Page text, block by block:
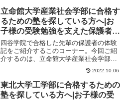
立命館大学産業社会学部に合格す
るための塾を探している方へ|お
子様の受験勉強を支えた保護者体
験談！大学受験予備校四谷学院
四谷学院で合格した先輩の保護者の体験
記をご紹介するこのコーナー。今回ご紹
介するのは、立命館大学産業社会学部に
合格したくんのお母様のストーリーで
2022.10.06
東北大学工学部に合格するための
塾を探している方へ|お子様の受